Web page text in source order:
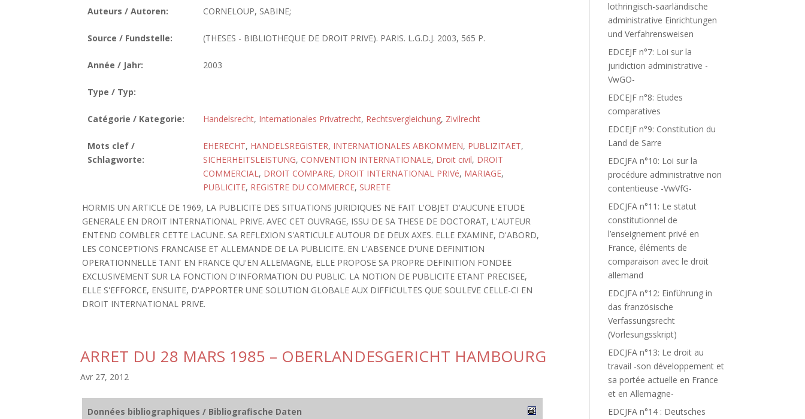
Auteurs / Autoren: CORNELOUP, SABINE;
Source / Fundstelle: (THESES - BIBLIOTHEQUE DE DROIT PRIVE). PARIS. L.G.D.J. 2003, 565 P.
Année / Jahr: 2003
Type / Typ:
Catégorie / Kategorie: Handelsrecht, Internationales Privatrecht, Rechtsvergleichung, Zivilrecht
Mots clef /
Schlagworte:
EHERECHT, HANDELSREGISTER, INTERNATIONALES ABKOMMEN, PUBLIZITAET,
SICHERHEITSLEISTUNG, CONVENTION INTERNATIONALE, Droit civil, DROIT
COMMERCIAL, DROIT COMPARE, DROIT INTERNATIONAL PRIVé, MARIAGE,
PUBLICITE, REGISTRE DU COMMERCE, SURETE
HORMIS UN ARTICLE DE 1969, LA PUBLICITE DES SITUATIONS JURIDIQUES NE FAIT L'OBJET D'AUCUNE ETUDE
GENERALE EN DROIT INTERNATIONAL PRIVE. AVEC CET OUVRAGE, ISSU DE SA THESE DE DOCTORAT, L'AUTEUR
ENTEND COMBLER CETTE LACUNE. SA REFLEXION S'ARTICULE AUTOUR DE DEUX AXES. ELLE EXAMINE, D'ABORD,
LES CONCEPTIONS FRANCAISE ET ALLEMANDE DE LA PUBLICITE. EN L'ABSENCE D'UNE DEFINITION
OPERATIONNELLE TANT EN FRANCE QU'EN ALLEMAGNE, ELLE PROPOSE SA PROPRE DEFINITION FONDEE
EXCLUSIVEMENT SUR LA FONCTION D'INFORMATION DU PUBLIC. LA NOTION DE PUBLICITE ETANT PRECISEE,
ELLE S'EFFORCE, ENSUITE, D'APPORTER UNE SOLUTION GLOBALE AUX DIFFICULTES QUE SOULEVE CELLE-CI EN
DROIT INTERNATIONAL PRIVE.
ARRET DU 28 MARS 1985 – OBERLANDESGERICHT HAMBOURG
Avr 27, 2012
Données bibliographiques / Bibliografische Daten
lothringisch-saarländische
administrative Einrichtungen
und Verfahrensweisen
EDCEJF n°7: Loi sur la
juridiction administrative -
VwGO-
EDCEJF n°8: Etudes
comparatives
EDCEJF n°9: Constitution du
Land de Sarre
EDCJFA n°10: Loi sur la
procédure administrative non
contentieuse -VwVfG-
EDCJFA n°11: Le statut
constitutionnel de
l’enseignement privé en
France, éléments de
comparaison avec le droit
allemand
EDCJFA n°12: Einführung in
das französische
Verfassungsrecht
(Vorlesungsskript)
EDCJFA n°13: Le droit au
travail -son développement et
sa portée actuelle en France
et en Allemagne-
EDCJFA n°14 : Deutsches